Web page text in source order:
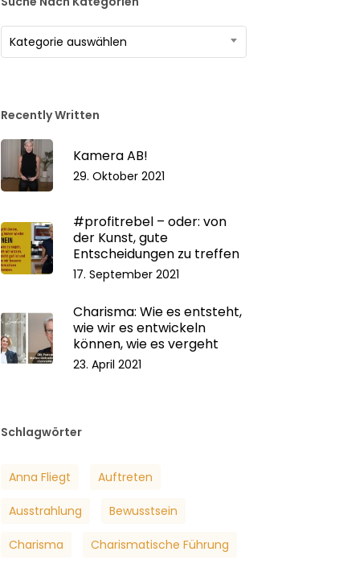
Suche
nach
Kategorie auswählen
Recently Written
Kamera AB!
29. Oktober 2021
#profitrebel – oder: von
der Kunst, gute
Entscheidungen zu treffen
17. September 2021
Charisma: Wie es entsteht,
wie wir es entwickeln
können, wie es vergeht
23. April 2021
Schlagwörter
Anna Fliegt Auftreten
Ausstrahlung Bewusstsein
Charisma Charismatische Führung